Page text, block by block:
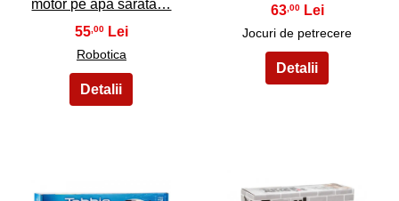
motor pe apa sarata…
55,00
Robotica
63,00
Jocuri de petrecere